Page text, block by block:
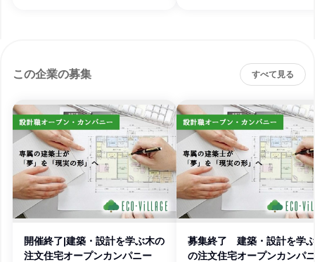
この企業の募集 すべて見る
開催終了|建築・設計を学ぶ木の
注文住宅オープンカンパニー
募集終了 建築・設計を学
の注文住宅オープンカンパ